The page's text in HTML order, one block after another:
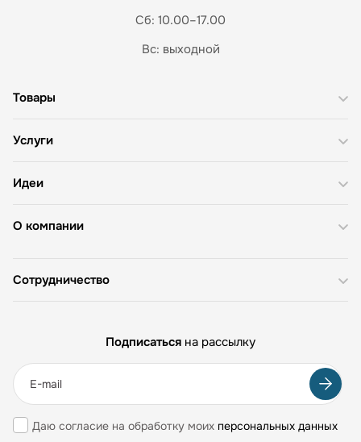
Сб: 10.00–17.00
Вс: выходной
О компании
Товары
Услуги
Идеи
Сотрудничество
Подписаться на рассылку
Даю согласие на обработку моих персональных данных